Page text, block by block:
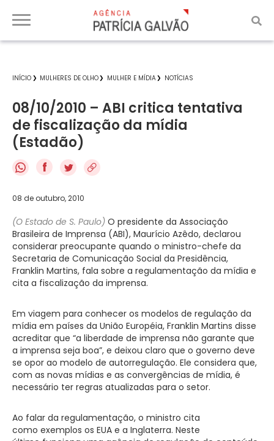
INÍCIO MULHERES DE OLHO MULHER E MÍDIA NOTÍCIAS
08/10/2010 – ABI critica tentativa
de fiscalização da mídia
(Estadão)
f
08 de outubro, 2010
(O Estado de S. Paulo) O presidente da Associação
Brasileira de Imprensa (ABI), Maurício Azêdo, declarou
considerar preocupante quando o ministro-chefe da
Secretaria de Comunicação Social da Presidência,
Franklin Martins, fala sobre a regulamentação da mídia e
cita a fiscalização da imprensa.
Em viagem para conhecer os modelos de regulação da
mídia em países da União Européia, Franklin Martins disse
acreditar que “a liberdade de imprensa não garante que
a imprensa seja boa”, e deixou claro que o governo deve
se opor ao modelo de autorregulação. Ele considera que,
com as novas mídias e as convergências de mídia, é
necessário ter regras atualizadas para o setor.
Ao falar da regulamentação, o ministro cita
como exemplos os EUA e a Inglaterra. Neste